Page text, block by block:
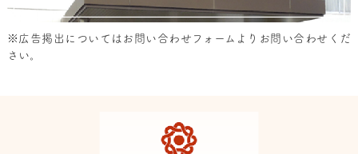
※広告掲出については お問い合わせフォーム よりお問い合わせくだ
さい。